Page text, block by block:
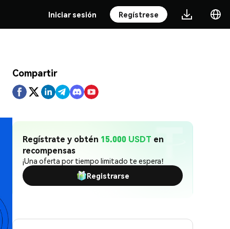
Iniciar sesión Regístrese
Compartir
Regístrate y obtén 15.000 USDT en
recompensas
¡Una oferta por tiempo limitado te espera!
Registrarse